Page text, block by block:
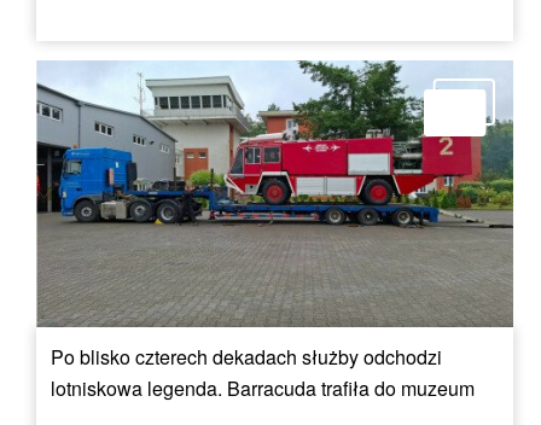
Po blisko czterech dekadach służby odchodzi
lotniskowa legenda. Barracuda trafiła do muzeum